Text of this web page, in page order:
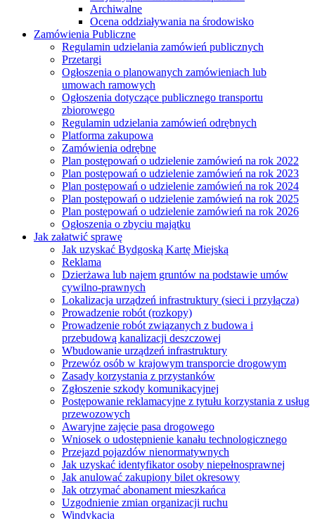
Archiwalne
Ocena oddziaływania na środowisko
Zamówienia Publiczne
Regulamin udzielania zamówień publicznych
Przetargi
Ogłoszenia o planowanych zamówieniach lub
umowach ramowych
Ogłoszenia dotyczące publicznego transportu
zbiorowego
Regulamin udzielania zamówień odrębnych
Platforma zakupowa
Zamówienia odrębne
Plan postępowań o udzielenie zamówień na rok 2022
Plan postępowań o udzielenie zamówień na rok 2023
Plan postępowań o udzielenie zamówień na rok 2024
Plan postępowań o udzielenie zamówień na rok 2025
Plan postępowań o udzielenie zamówień na rok 2026
Ogłoszenia o zbyciu majątku
Jak załatwić sprawę
Jak uzyskać Bydgoską Kartę Miejską
Reklama
Dzierżawa lub najem gruntów na podstawie umów
cywilno-prawnych
Lokalizacja urządzeń infrastruktury (sieci i przyłącza)
Prowadzenie robót (rozkopy)
Prowadzenie robót związanych z budowa i
przebudową kanalizacji deszczowej
Wbudowanie urządzeń infrastruktury
Przewóz osób w krajowym transporcie drogowym
Zasady korzystania z przystanków
Zgłoszenie szkody komunikacyjnej
Postępowanie reklamacyjne z tytułu korzystania z usług
przewozowych
Awaryjne zajęcie pasa drogowego
Wniosek o udostępnienie kanału technologicznego
Przejazd pojazdów nienormatywnych
Jak uzyskać identyfikator osoby niepełnosprawnej
Jak anulować zakupiony bilet okresowy
Jak otrzymać abonament mieszkańca
Uzgodnienie zmian organizacji ruchu
Windykacja